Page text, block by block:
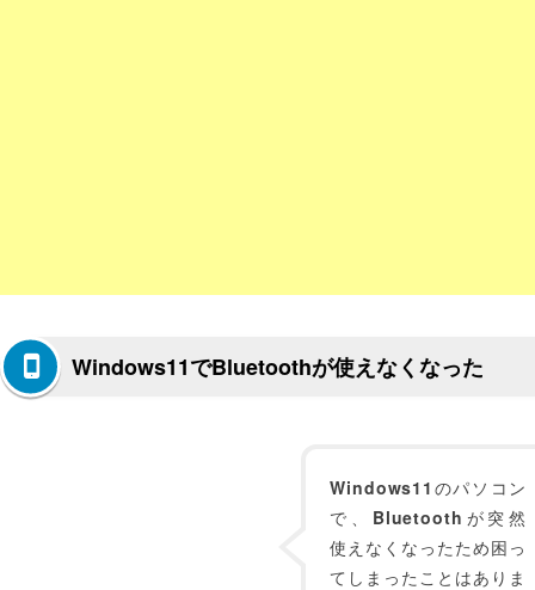
Windows11でBluetoothが使えなくなった
Windows11 のパソコン
で、 Bluetooth が突然
使えなくなったため困っ
てしまったことはありま